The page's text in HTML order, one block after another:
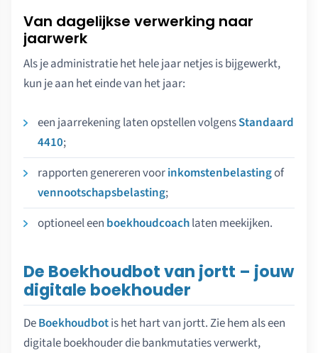
Van dagelijkse verwerking naar
jaarwerk
Als je administratie het hele jaar netjes is bijgewerkt,
kun je aan het einde van het jaar:
een jaarrekening laten opstellen volgensStandaard
4410;
rapporten genereren voorinkomstenbelastingof
vennootschapsbelasting;
optioneel een boekhoudcoachlaten meekijken.
De Boekhoudbot van jortt – jouw
digitale boekhouder
DeBoekhoudbotis het hart van jortt. Zie hem als een
digitale boekhouder die bankmutaties verwerkt,